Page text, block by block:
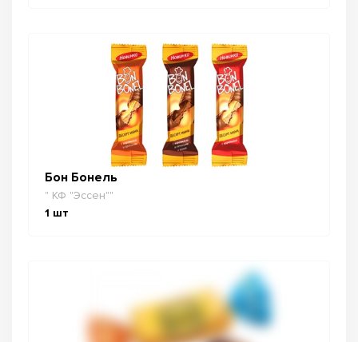
Бон Бонель
" КФ "Эссен""
1 шт